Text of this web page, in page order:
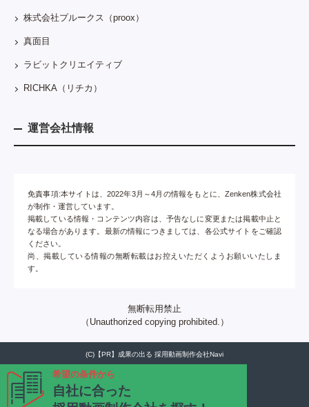
希望の条件から
自社に合った
株式会社プルークス（proox）
真面目
ラビットクリエイティブ
RICHKA（リチカ）
運営会社情報
免責事項:本サイトは、2022年3月～4月の情報をもとに、Zenken株式会社
が制作・運営しています。
掲載している情報・コンテンツ内容は、予告なしに変更または掲載中止と
なる場合があります。最新の情報につきましては、各公式サイトをご確認
ください。
尚、掲載している情報の無断転載はお控えいただくようお願いいたしま
す。
無断転用禁止
（Unauthorized copying prohibited.）
(C) 成果の出る 採用動画制作会社Navi